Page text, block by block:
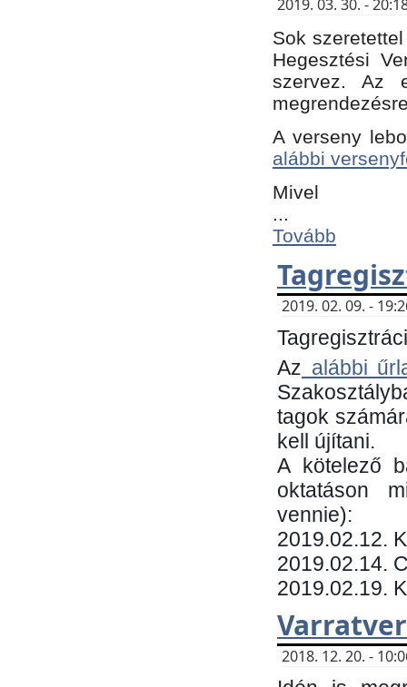
2019. 03. 30. -
Sok
Hegesztési
szervez. Az
A verseny
alábbi
Mivel
...
Tovább
2019. 02. 09. -
Az alábbi
tagok
kell újítani.
​A kötelező
oktatáson
vennie):
​2019.02.12.
2019.02.14.
2019.02.19.
2018. 12. 20. -